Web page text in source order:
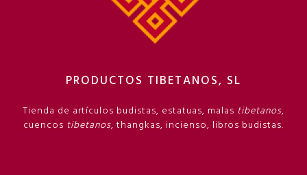
PRODUCTOS TIBETANOS, SL
Tienda de artículos budistas, estatuas, malas tibetanos,
cuencos tibetanos, thangkas, incienso, libros budistas.